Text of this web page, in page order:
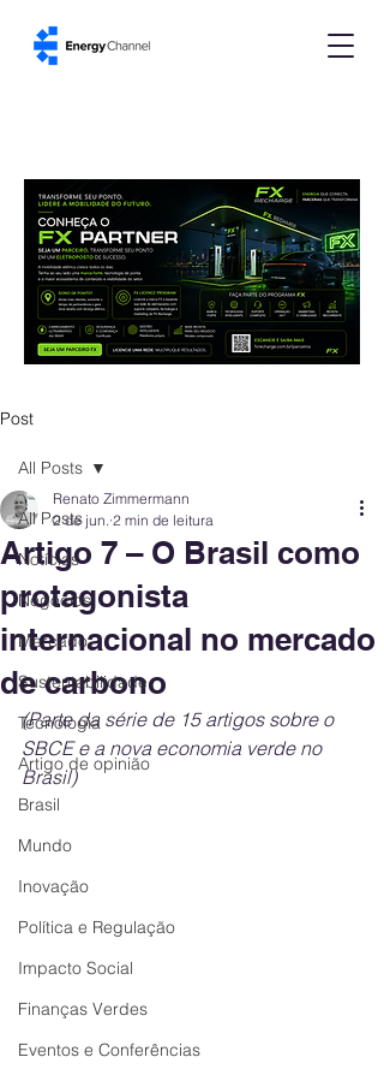
Post
All Posts
Notícias
Negócios
Mercado
Sustentabilidade
Tecnologia
Artigo de opinião
Brasil
Mundo
Inovação
Política e Regulação
Impacto Social
Finanças Verdes
Eventos e Conferências
All Posts
Artigo 7 – O Brasil como
protagonista
internacional no mercado
de carbono
Renato Zimmermann
2 de jun. 2 min de leitura
(Parte da série de 15 artigos sobre o
SBCE e a nova economia verde no
Brasil)